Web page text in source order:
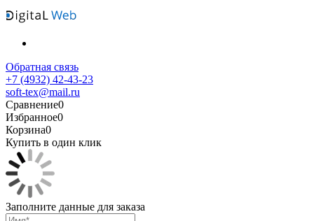
Обратная связь
+7 (4932) 42-43-23
soft-tex@mail.ru
Сравнение0
Избранное0
Корзина0
Купить в один клик
Заполните данные для заказа